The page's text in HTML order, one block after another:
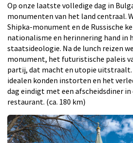
Op onze laatste volledige dag in
monumenten van het land centraal.
Shipka-monument en de Russische
nationalisme en herinnering hand in
staatsideologie. Na de lunch reizen
monument, het futuristische paleis
partij, dat macht en utopie
idealen konden instorten en het
dag eindigt met een afscheidsdiner
restaurant. (ca. 180 km)